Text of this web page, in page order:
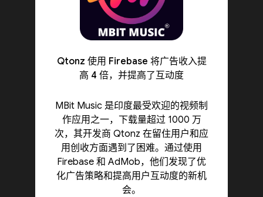
Qtonz 使用 Firebase 将广告收入提
高 4 倍，并提高了互动度
MBit Music 是印度最受欢迎的视频制
作应用之一，下载量超过 1000 万
次，其开发商 Qtonz 在留住用户和应
用创收方面遇到了困难。通过使用
Firebase 和 AdMob，他们发现了优
化广告策略和提高用户互动度的新机
会。